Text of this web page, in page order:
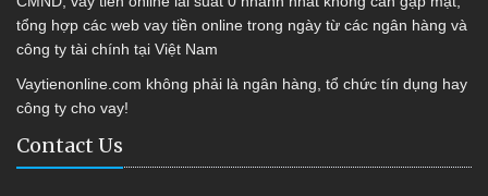
tổng hợp các web vay tiền online trong ngày từ các ngân hàng và
công ty tài chính tại Việt Nam
Vaytienonline.com không phải là ngân hàng, tổ chức tín dụng hay
công ty cho vay!
Contact Us